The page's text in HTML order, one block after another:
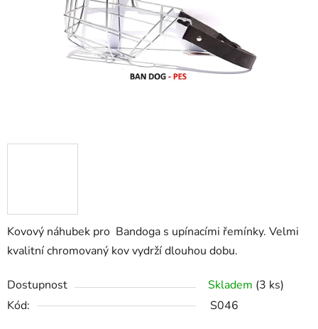
Kovový náhubek pro Bandoga s upínacími řemínky. Velmi
kvalitní chromovaný kov vydrží dlouhou dobu.
Dostupnost Skladem (3 ks)
Kód:
S046